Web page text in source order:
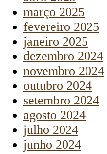
março 2025
fevereiro 2025
janeiro 2025
dezembro 2024
novembro 2024
outubro 2024
setembro 2024
agosto 2024
julho 2024
junho 2024